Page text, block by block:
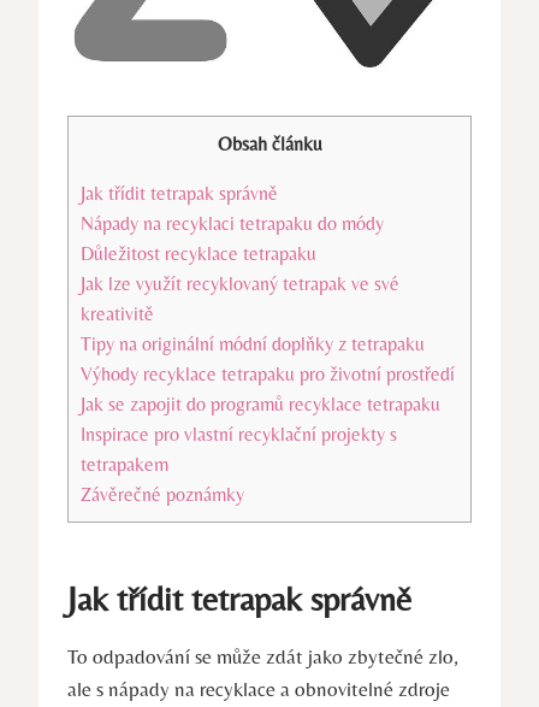
Obsah článku
Jak třídit tetrapak správně
Nápady na recyklaci tetrapaku do módy
Důležitost recyklace tetrapaku
Jak lze využít recyklovaný tetrapak ve své
kreativitě
Tipy na originální módní doplňky z tetrapaku
Výhody recyklace tetrapaku pro životní prostředí
Jak se zapojit do programů recyklace tetrapaku
Inspirace pro vlastní recyklační projekty s
tetrapakem
Závěrečné poznámky
Jak třídit tetrapak správně
To odpadování se může zdát jako zbytečné zlo,
ale s nápady na recyklace a obnovitelné zdroje